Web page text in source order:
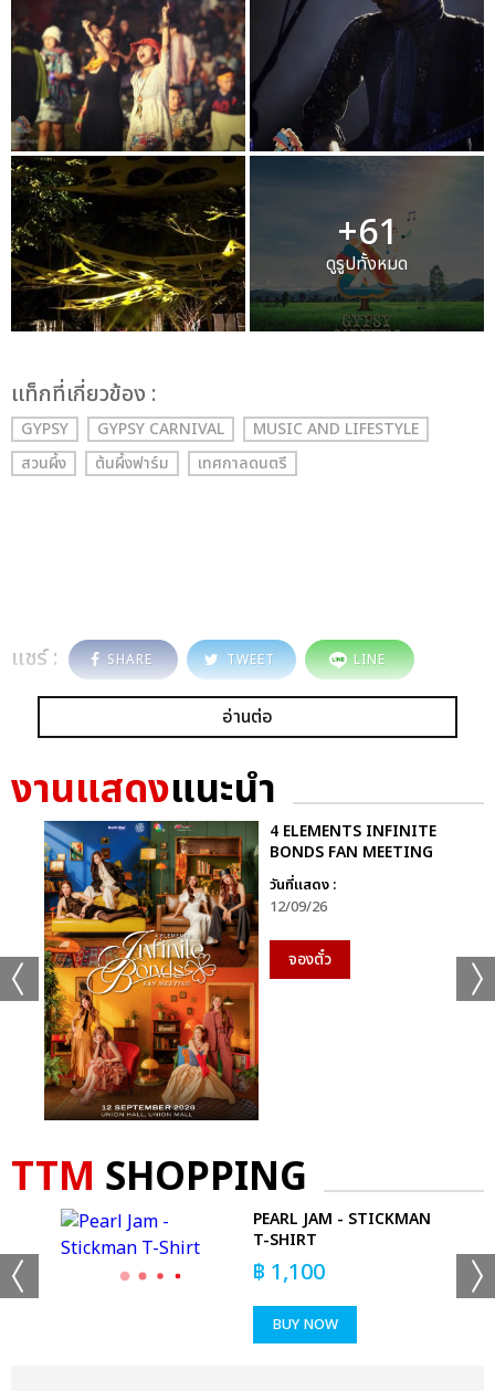
+61
ดูรูปทั้งหมด
เเท็กที่เกี่ยวข้อง :
GYPSY GYPSY CARNIVAL
MUSIC AND LIFESTYLE
สวนผึ้ง
ต้นผึ้งฟาร์ม เทศกาลดนตรี
แชร์ : SHARE TWEET LINE
อ่านต่อ
งานแสดงแนะนำ
4 ELEMENTS INFINITE
BONDS FAN MEETING
วันที่แสดง :
12/09/26
จองตั๋ว
TTM SHOPPING
PEARL JAM - STICKMAN
T-SHIRT
฿ 1,100
BUY NOW